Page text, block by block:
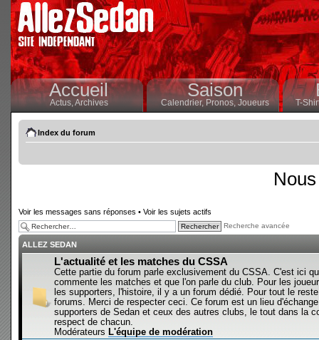
Accueil
Actus,Archives
Saison
Calendrier,Pronos, Joueurs T-
Index du forum
Voir les messages sans réponses • Voir les sujets actifs
Recherche avancée
ALLEZ SEDAN
L'actualité et les matches du CSSA
Cette partie du forum parle exclusivement du CSSA. C'est ici
commente les matches et que l'on parle du club. Pour les
les supporters, l'histoire, il y a un forum dédié. Pour tout le
forums. Merci de respecter ceci. Ce forum est un lieu
supporters de Sedan et ceux des autres clubs, le tout dans la
respect de chacun.
Modérateurs L'équipe de modération